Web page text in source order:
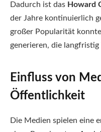
Dadurch ist das Howard
der Jahre kontinuierlich
großer Popularität
generieren, die
Einfluss von
Öffentlichkeit
Die Medien spielen eine